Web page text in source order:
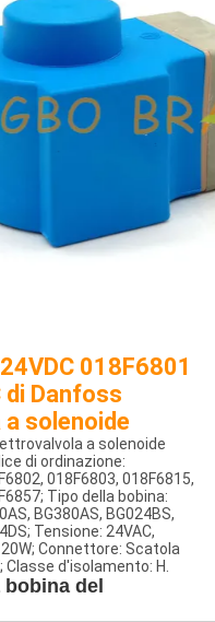
018F6801
di Danfoss
solenoide
a solenoide
di ordinazione:
018F6803, 018F6815,
Tipo della bobina:
BG380AS, BG024BS,
Tensione: 24VAC,
20W; Connettore: Scatola
Classe d'isolamento: H.
del